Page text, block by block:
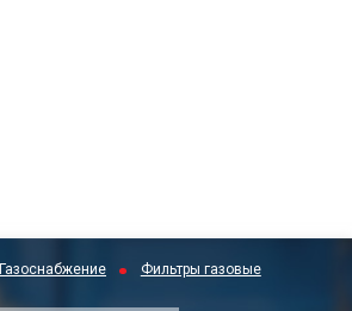
Газоснабжение Фильтры газовые